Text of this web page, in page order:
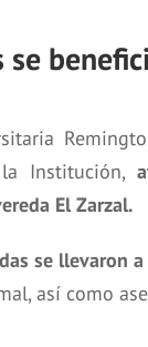
Institución,
El Zarzal.
se llevaron
así como